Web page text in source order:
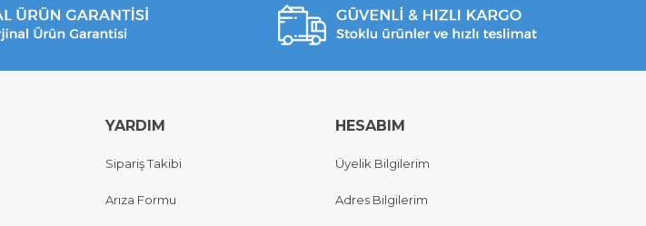
YARDIM
Sipariş Takibi
Arıza Formu
HESABIM
Üyelik Bilgilerim
Adres Bilgilerim